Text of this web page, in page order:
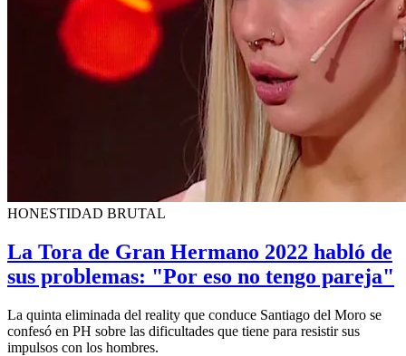
HONESTIDAD BRUTAL
La Tora de Gran Hermano 2022 habló de
sus problemas: "Por eso no tengo pareja"
La quinta eliminada del reality que conduce Santiago del Moro se
confesó en PH sobre las dificultades que tiene para resistir sus
impulsos con los hombres.